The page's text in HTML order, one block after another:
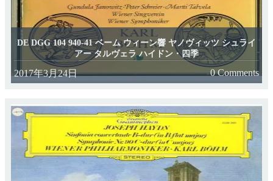
DE DGG 104 940-41 ベーム ウィーン響 ヤノヴィッツ シュライ
アー タルヴェラ ハイドン・四季
2017年3月24日 0 Comments